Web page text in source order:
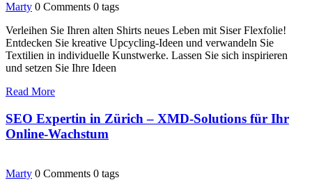
Marty 0 Comments 0 tags
Verleihen Sie Ihren alten Shirts neues Leben mit Siser Flexfolie!
Entdecken Sie kreative Upcycling-Ideen und verwandeln Sie
Textilien in individuelle Kunstwerke. Lassen Sie sich inspirieren
und setzen Sie Ihre Ideen
Read More
SEO Expertin in Zürich – XMD-Solutions für Ihr
Online-Wachstum
Marty 0 Comments 0 tags